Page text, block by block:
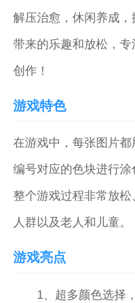
解压治愈，休闲养成
带来的乐趣和放松，
创作！
游戏特色
在游戏中，每张图片
编号对应的色块进行涂
整个游戏过程非常放
人群以及老人和儿童。
游戏亮点
1、超多颜色选择，